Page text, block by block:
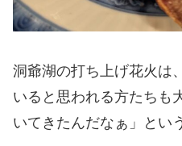
洞爺湖の打ち上げ花火は
いると思われる方たちも
いてきたんだなぁ」とい